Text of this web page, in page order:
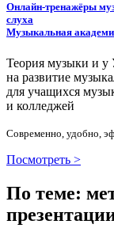
Онлайн-тренажёры
слуха
Музыкальная
Теория музыки и у
на развитие
для учащихся
и колледжей
Современно, удобно,
Посмотреть >
По теме: